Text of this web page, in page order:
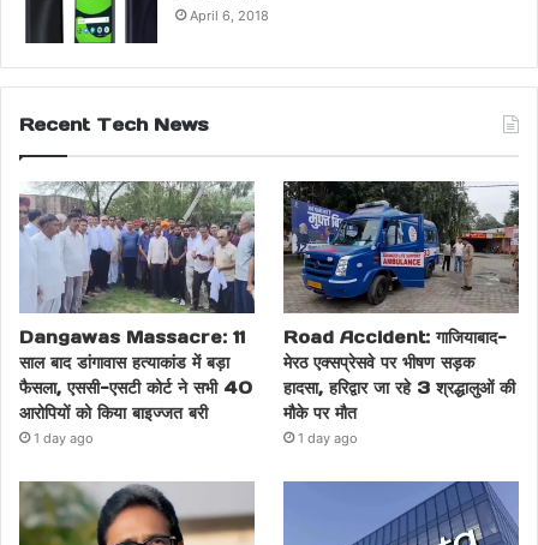
April 6, 2018
Recent Tech News
Dangawas Massacre: 11
साल बाद डांगावास हत्याकांड में बड़ा
फैसला, एससी-एसटी कोर्ट ने सभी 40
आरोपियों को किया बाइज्जत बरी
1 day ago
Road Accident: गाजियाबाद-
मेरठ एक्सप्रेसवे पर भीषण सड़क
हादसा, हरिद्वार जा रहे 3 श्रद्धालुओं की
मौके पर मौत
1 day ago